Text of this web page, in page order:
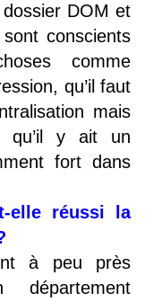
DOM et
conscients
comme
qu’il faut
mais
qu’il y ait un
fort dans
elle réussi la
à peu près